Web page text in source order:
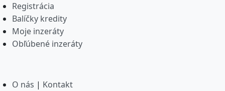
Registrácia
Balíčky kredity
Moje inzeráty
Obľúbené inzeráty
O nás | Kontakt